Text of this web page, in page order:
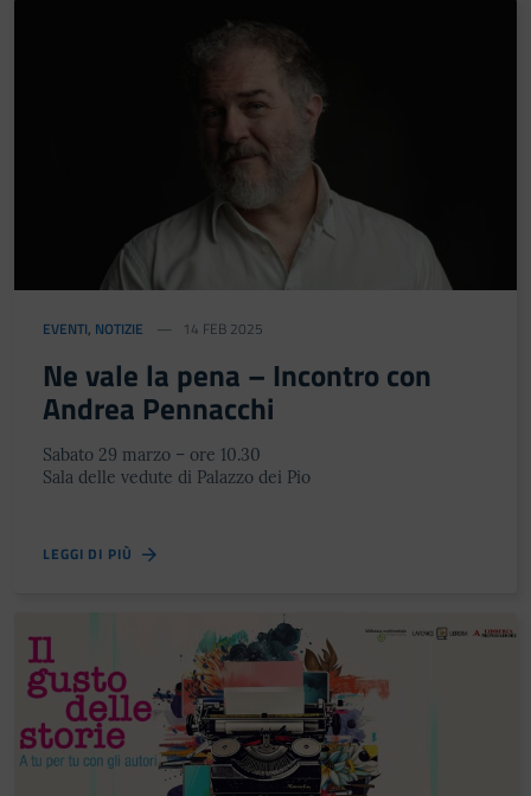
EVENTI, NOTIZIE 14 FEB 2025
Ne vale la pena – Incontro con
Andrea Pennacchi
Sabato 29 marzo – ore 10.30
Sala delle vedute di Palazzo dei Pio
LEGGI DI PIÙ